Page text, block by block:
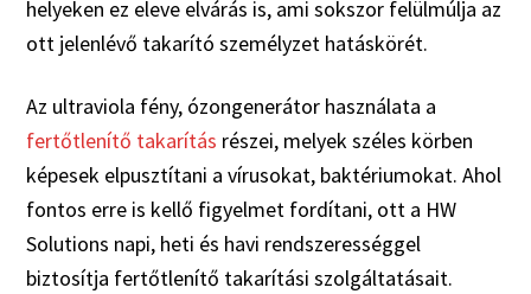
helyeken ez eleve elvárás is, ami sokszor felülmúlja az
ott jelenlévő takarító személyzet hatáskörét.
Az ultraviola fény, ózongenerátor használata a
fertőtlenítő takarítás részei, melyek széles körben
képesek elpusztítani a vírusokat, baktériumokat. Ahol
fontos erre is kellő figyelmet fordítani, ott a HW
Solutions napi, heti és havi rendszerességgel
biztosítja fertőtlenítő takarítási szolgáltatásait.